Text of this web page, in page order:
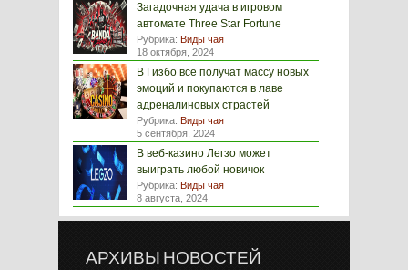
Загадочная удача в игровом
автомате Three Star Fortune
Рубрика: Виды чая
18 октября, 2024
В Гизбо все получат массу новых
эмоций и покупаются в лаве
адреналиновых страстей
Рубрика: Виды чая
5 сентября, 2024
В веб-казино Легзо может
выиграть любой новичок
Рубрика: Виды чая
8 августа, 2024
АРХИВЫ НОВОСТЕЙ